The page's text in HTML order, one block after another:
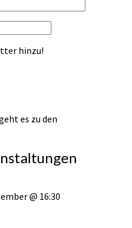
hinzu!
es zu den
@ 16:30